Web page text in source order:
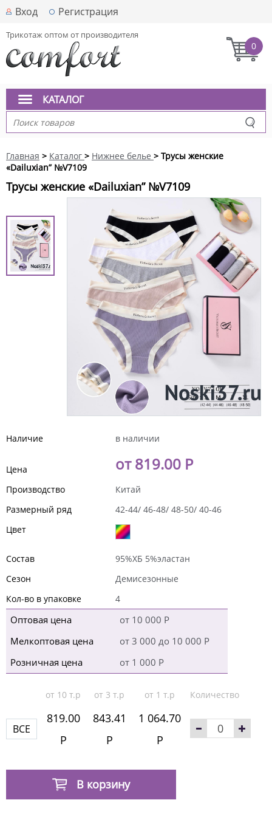
Вход Регистрация
Трикотаж оптом от производителя
0
КАТАЛОГ
Главная > Каталог > Нижнее белье > Трусы женские
«Dailuxian” №V7109
Трусы женские «Dailuxian” №V7109
Наличие в наличии
Цена от 819.00 Р
Производство
Китай
Размерный ряд
42-44/ 46-48/ 48-50/ 40-46
Цвет
Состав
95%ХБ 5%эластан
Сезон
Демисезонные
Кол-во в упаковке
4
Оптовая цена
от 10 000 Р
Мелкоптовая цена
от 3 000 до 10 000 Р
Розничная цена
от 1 000 Р
от 10 т.р от 3 т.р от 1 т.р Количество
ВСЕ
819.00
Р
843.41
Р
1 064.70
Р
В корзину